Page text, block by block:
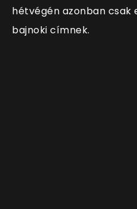
hétvégén azonban
bajnoki címnek.